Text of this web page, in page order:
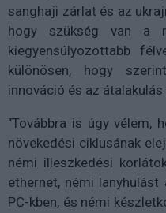
sanghaji zárlat és az
hogy szükség van a
kiegyensúlyozottabb
különösen, hogy
innováció és az
"Továbbra is úgy vélem,
növekedési ciklusának
némi illeszkedési
ethernet, némi
PC-kben, és némi